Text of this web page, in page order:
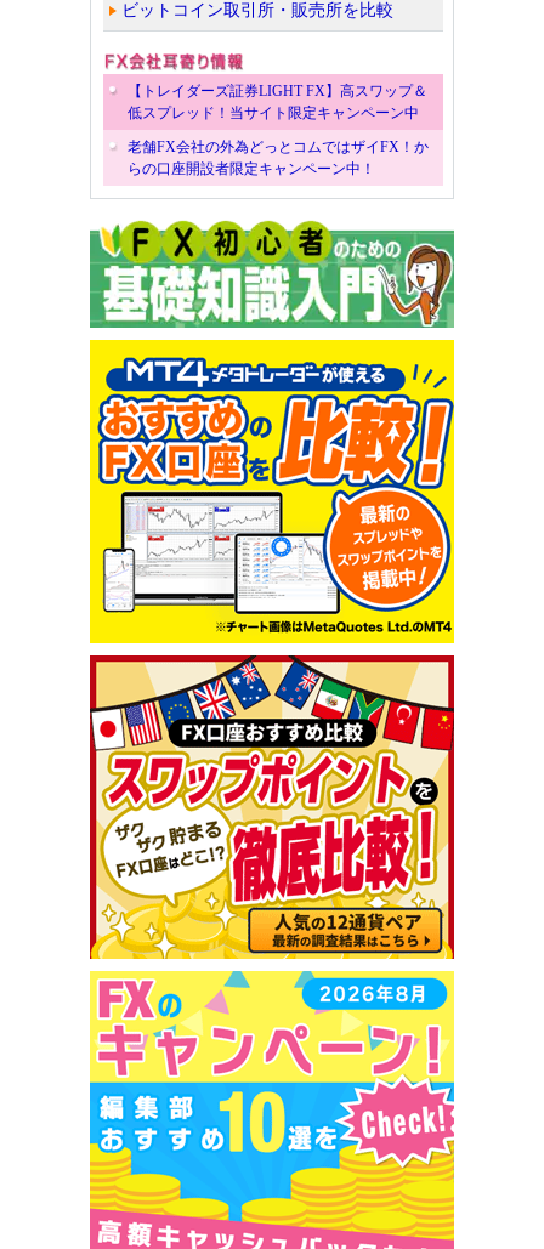
ビットコイン取引所・販売所を比較
【トレイダーズ証券LIGHT FX】高スワップ＆
低スプレッド！当サイト限定キャンペーン中
老舗FX会社の外為どっとコムではザイFX！か
らの口座開設者限定キャンペーン中！